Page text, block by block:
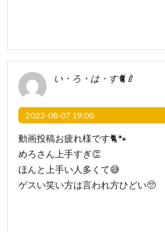
い・ろ・は・す🐈🍼
2023-08-07 19:00
動画投稿お疲れ様です🐈🐾
めろさん上手すぎ👏
ほんと上手い人多くて😅
ゲスい笑い方は言われ方ひどい🥺